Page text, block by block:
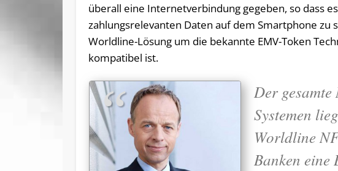
überall eine Internetverbindung gegeben, so dass
zahlungsrelevanten Daten auf dem Smartphone zu
Worldline-Lösung um die bekannte EMV-Token
kompatibel ist.
Der
Systemen
Worldline
Banken eine